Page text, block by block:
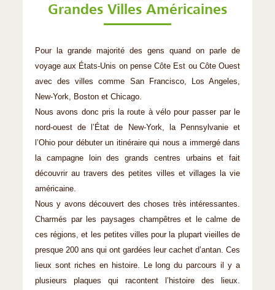
Grandes Villes Américaines
Pour la grande majorité des gens quand on parle de
voyage aux États-Unis on pense Côte Est ou Côte Ouest
avec des villes comme San Francisco, Los Angeles,
New-York, Boston et Chicago.
Nous avons donc pris la route à vélo pour passer par le
nord-ouest de l’État de New-York, la Pennsylvanie et
l’Ohio pour débuter un itinéraire qui nous a immergé dans
la campagne loin des grands centres urbains et fait
découvrir au travers des petites villes et villages la vie
américaine.
Nous y avons découvert des choses très intéressantes.
Charmés par les paysages champêtres et le calme de
ces régions, et les petites villes pour la plupart vieilles de
presque 200 ans qui ont gardées leur cachet d’antan. Ces
lieux sont riches en histoire. Le long du parcours il y a
plusieurs plaques qui racontent l’histoire des lieux.